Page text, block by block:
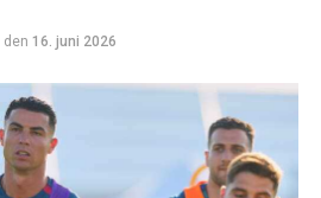
den 16. juni 2026